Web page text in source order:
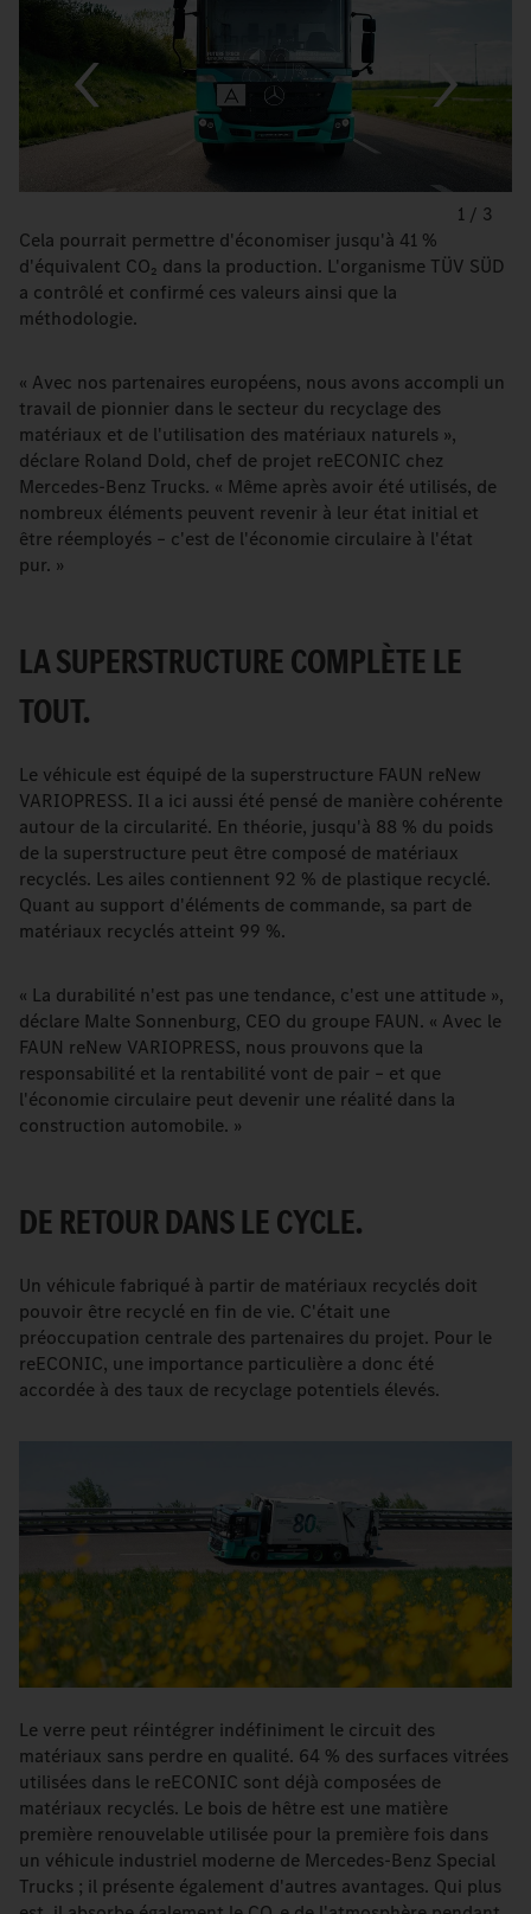
1 / 3
Cela pourrait permettre d'économiser jusqu'à 41 %
d'équivalent CO₂ dans la production. L'organisme TÜV SÜD
a contrôlé et confirmé ces valeurs ainsi que la
méthodologie.
« Avec nos partenaires européens, nous avons accompli un
travail de pionnier dans le secteur du recyclage des
matériaux et de l'utilisation des matériaux naturels »,
déclare Roland Dold, chef de projet reECONIC chez
Mercedes-Benz Trucks. « Même après avoir été utilisés, de
nombreux éléments peuvent revenir à leur état initial et
être réemployés – c'est de l'économie circulaire à l'état
pur. »
LA SUPERSTRUCTURE COMPLÈTE LE
TOUT.
Le véhicule est équipé de la superstructure FAUN reNew
VARIOPRESS. Il a ici aussi été pensé de manière cohérente
autour de la circularité. En théorie, jusqu'à 88 % du poids
de la superstructure peut être composé de matériaux
recyclés. Les ailes contiennent 92 % de plastique recyclé.
Quant au support d'éléments de commande, sa part de
matériaux recyclés atteint 99 %.
« La durabilité n'est pas une tendance, c'est une attitude »,
déclare Malte Sonnenburg, CEO du groupe FAUN. « Avec le
FAUN reNew VARIOPRESS, nous prouvons que la
responsabilité et la rentabilité vont de pair – et que
l'économie circulaire peut devenir une réalité dans la
construction automobile. »
DE RETOUR DANS LE CYCLE.
Un véhicule fabriqué à partir de matériaux recyclés doit
pouvoir être recyclé en fin de vie. C'était une
préoccupation centrale des partenaires du projet. Pour le
reECONIC, une importance particulière a donc été
accordée à des taux de recyclage potentiels élevés.
Le verre peut réintégrer indéfiniment le circuit des
matériaux sans perdre en qualité. 64 % des surfaces vitrées
utilisées dans le reECONIC sont déjà composées de
matériaux recyclés. Le bois de hêtre est une matière
première renouvelable utilisée pour la première fois dans
un véhicule industriel moderne de Mercedes-Benz Special
Trucks ; il présente également d'autres avantages. Qui plus